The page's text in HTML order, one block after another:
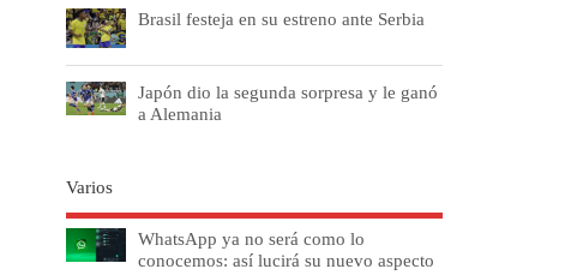
Brasil festeja en su estreno ante Serbia
Japón dio la segunda sorpresa y le ganó
a Alemania
Varios
WhatsApp ya no será como lo
conocemos: así lucirá su nuevo aspecto